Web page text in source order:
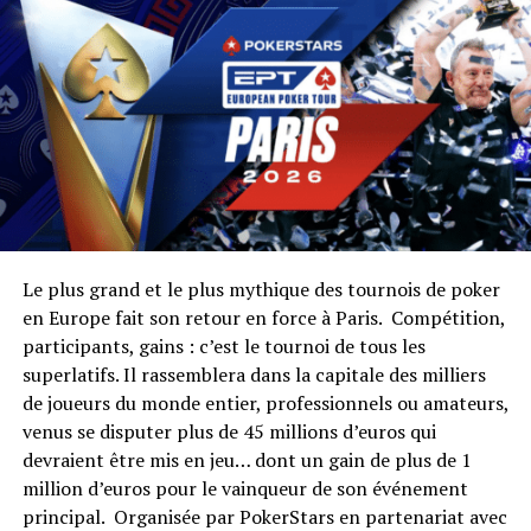
RELATED TOPICS:
UP NEXT
Michael Eiler remporte l'EPT de Vienne
DON'T MISS
EPT de Vienne – Day 1 : Laurence Houghton chipleader
Le plus grand et le plus mythique des tournois de poker
en Europe fait son retour en force à Paris. Compétition,
participants, gains : c’est le tournoi de tous les
superlatifs. Il rassemblera dans la capitale des milliers
de joueurs du monde entier, professionnels ou amateurs,
venus se disputer plus de 45 millions d’euros qui
devraient être mis en jeu… dont un gain de plus de 1
million d’euros pour le vainqueur de son événement
principal. Organisée par PokerStars en partenariat avec